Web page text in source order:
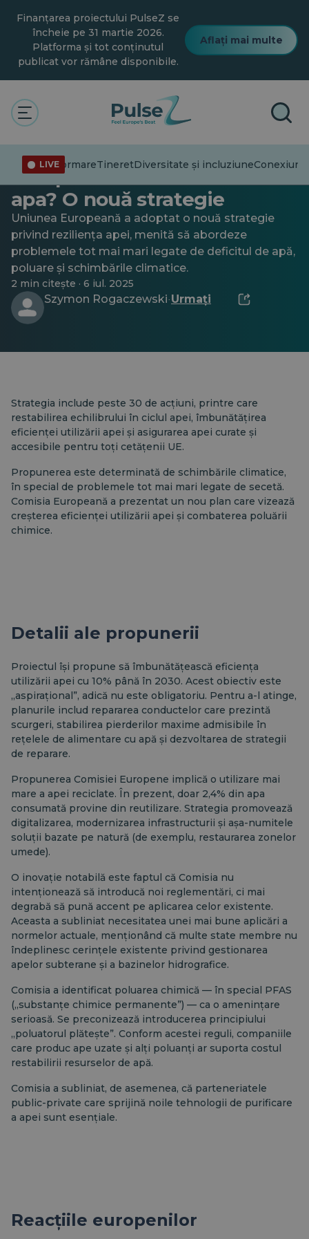
conținutul
principal
Finanțarea proiectului PulseZ se
încheie pe 31 martie 2026.
Platforma și tot conținutul
publicat vor rămâne disponibile.
Aflați mai multe
LIVE
DezinformareTineretDiversitate și incluziuneConexiuni
Ne va obliga Uniunea
Europeană să economisim
apa? O nouă strategie
Uniunea Europeană a adoptat o nouă strategie
privind reziliența apei, menită să abordeze
problemele tot mai mari legate de deficitul de apă,
poluare și schimbările climatice.
2 min citește · 6 iul. 2025
Szymon Rogaczewski· Urmați
Strategia include peste 30 de acțiuni, printre care
restabilirea echilibrului în ciclul apei, îmbunătățirea
eficienței utilizării apei și asigurarea apei curate și
accesibile pentru toți cetățenii UE.
Propunerea este determinată de schimbările climatice,
în special de problemele tot mai mari legate de secetă.
Comisia Europeană a prezentat un nou plan care vizează
creșterea eficienței utilizării apei și combaterea poluării
chimice.
Detalii ale propunerii
Proiectul își propune să îmbunătățească eficiența
utilizării apei cu 10% până în 2030. Acest obiectiv este
„aspirațional”, adică nu este obligatoriu. Pentru a-l atinge,
planurile includ repararea conductelor care prezintă
scurgeri, stabilirea pierderilor maxime admisibile în
rețelele de alimentare cu apă și dezvoltarea de strategii
de reparare.
Propunerea Comisiei Europene implică o utilizare mai
mare a apei reciclate. În prezent, doar 2,4% din apa
consumată provine din reutilizare. Strategia promovează
digitalizarea, modernizarea infrastructurii și așa-numitele
soluții bazate pe natură (de exemplu, restaurarea zonelor
umede).
O inovație notabilă este faptul că Comisia nu
intenționează să introducă noi reglementări, ci mai
degrabă să pună accent pe aplicarea celor existente.
Aceasta a subliniat necesitatea unei mai bune aplicări a
normelor actuale, menționând că multe state membre nu
îndeplinesc cerințele existente privind gestionarea
apelor subterane și a bazinelor hidrografice.
Comisia a identificat poluarea chimică — în special PFAS
(„substanțe chimice permanente”) — ca o amenințare
serioasă. Se preconizează introducerea principiului
„poluatorul plătește”. Conform acestei reguli, companiile
care produc ape uzate și alți poluanți ar suporta costul
restabilirii resurselor de apă.
Comisia a subliniat, de asemenea, că parteneriatele
public-private care sprijină noile tehnologii de purificare
a apei sunt esențiale.
Reacțiile europenilor